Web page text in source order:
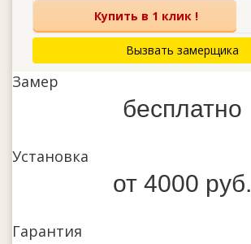
Купить в 1 клик !
Вызвать замерщика
Замер
бесплатно
Установка
от 4000 руб.
Гарантия